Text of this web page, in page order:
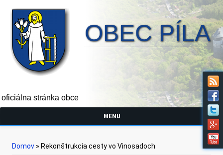
OBEC PÍLA
oficiálna stránka obce
MENU
Nachádzate sa tu
Domov » Rekonštrukcia cesty vo Vinosadoch